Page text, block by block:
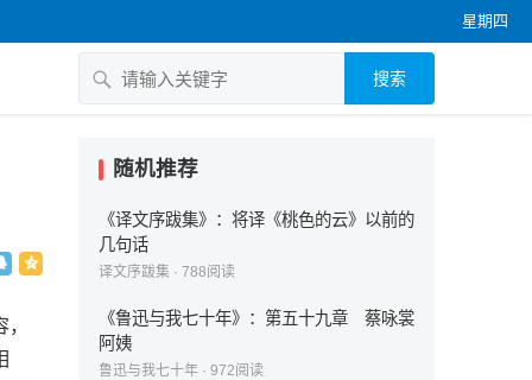
星期四
搜索
随机推荐
《译文序跋集》：将译《桃色的云》以前的
几句话
译文序跋集 · 788阅读
《鲁迅与我七十年》：第五十九章 蔡咏裳
阿姨
鲁迅与我七十年 · 972阅读